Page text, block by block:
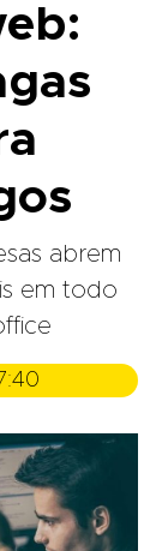
abrem
em todo